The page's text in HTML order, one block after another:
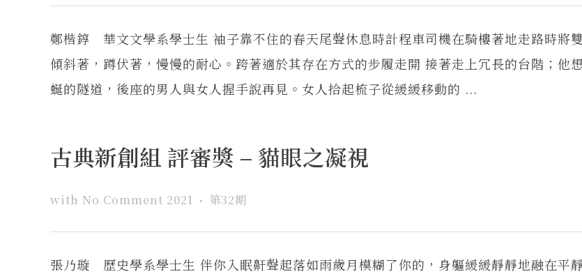
鄭楷錞 華文文學系學士生 袖子靠不住的春天尾聲休息時計程車司機在騎樓著地走路時將
傾斜著，蹲伏著，慢慢的耐心。跨著適於其存在方式的步履走開 接著走上冗長的台階；他
蜒的隧道，後座的男人與女人握手說再見。女人拾起梳子從緩緩移動的 ...
古典新創組 評審獎 – 貓眼之凝視
with No Comment 2021 第32期
張乃璇 歷史學系學士生 伴你入眠鼾聲起落如雨歲月模糊了你的，身軀緩緩靜靜地融在平